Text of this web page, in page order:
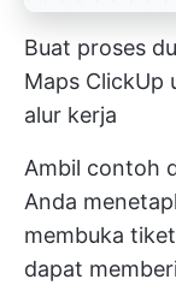
Buat proses
Maps ClickUp
alur kerja
Ambil contoh
Anda
membuka
dapat